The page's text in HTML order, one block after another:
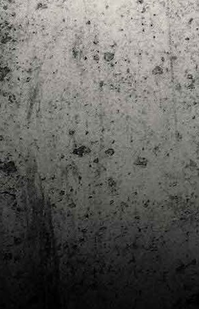
JUL
7
Club de lectura de còmics: estiu de
Arriba l'estiu i amb ell una nova edició del club
aquests mesos de calor. En aquesta nova
al juliol i l'altre al setembre!
Com és habitual, les inscripcions es formalitzen a la
Tarragona i les lectures es podran llegir en edició
MAY
1
Estudis en Comicologia al Còmic
Del 3 al 5 de maig la Fira Barcelona acull la 42a
Barcelona (el Saló del Còmic de tota la vida).
Divendres faré la visita anual i diumenge hi tornaré,
la taula rodona Estudis en Comicologia: Els llibres de
còmic en els temps del podcast, a les 16 h, a la sala
acompanyat:
Estudis en Comicologia: Els llibres de teoria i